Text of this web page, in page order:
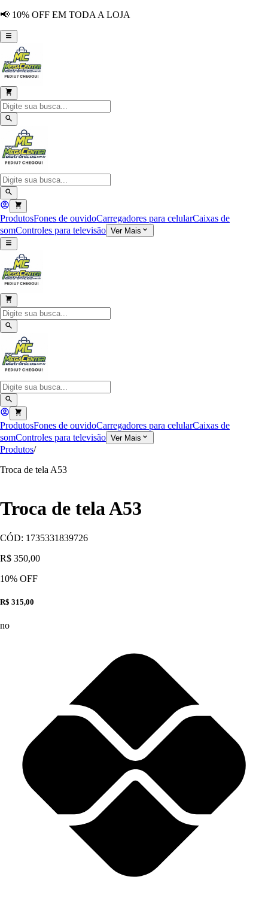
📢 10% OFF EM TODA A LOJA
ProdutosFones de ouvidoCarregadores para celularCaixas de
somControles para televisão Ver Mais
ProdutosFones de ouvidoCarregadores para celularCaixas de
somControles para televisão Ver Mais
Produtos/
Troca de tela A53
Troca de tela A53
CÓD: 1735331839726
R$ 350,00
10% OFF
R$ 315,00
no